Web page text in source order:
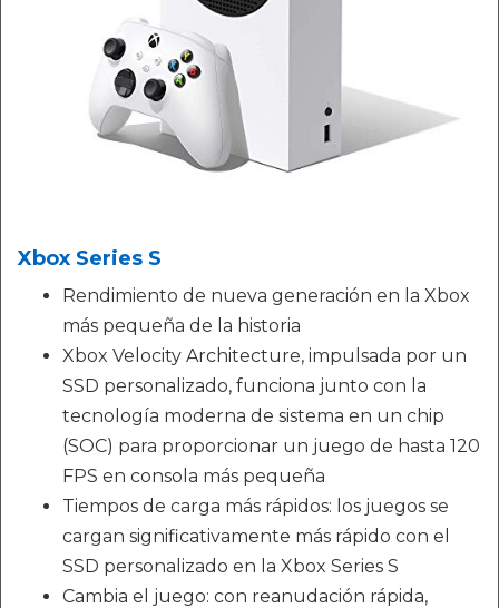
Xbox Series S
Rendimiento de nueva generación en la Xbox
más pequeña de la historia
Xbox Velocity Architecture, impulsada por un
SSD personalizado, funciona junto con la
tecnología moderna de sistema en un chip
(SOC) para proporcionar un juego de hasta 120
FPS en consola más pequeña
Tiempos de carga más rápidos: los juegos se
cargan significativamente más rápido con el
SSD personalizado en la Xbox Series S
Cambia el juego: con reanudación rápida,